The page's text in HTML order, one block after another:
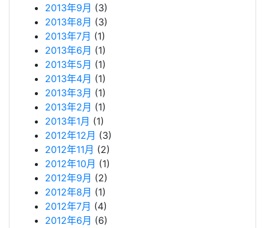
2013年9月 (3)
2013年8月 (3)
2013年7月 (1)
2013年6月 (1)
2013年5月 (1)
2013年4月 (1)
2013年3月 (1)
2013年2月 (1)
2013年1月 (1)
2012年12月 (3)
2012年11月 (2)
2012年10月 (1)
2012年9月 (2)
2012年8月 (1)
2012年7月 (4)
2012年6月 (6)